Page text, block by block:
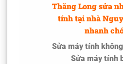
Thăng Long sửa
tính tại nhà
nhanh
Sửa máy tính
Sửa máy tính